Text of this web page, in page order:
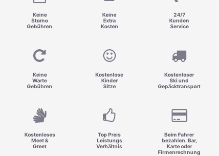
Keine
Storno
Gebühren
Keine
Extra
Kosten
24/7
Kunden
Service
Keine
Warte
Gebühren
Kostenlose
Kinder
Sitze
Kostenloser
Ski und
Gepäcktransport
Kostenloses
Meet &
Greet
Top Preis
Leistungs
Verhältnis
Beim Fahrer
bezahlen. Bar,
Karte oder
Firmenrechnung